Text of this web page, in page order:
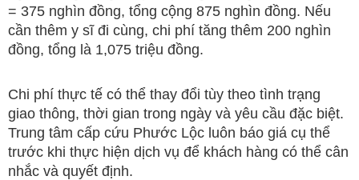
= 375 nghìn đồng, tổng cộng 875 nghìn đồng. Nếu
cần thêm y sĩ đi cùng, chi phí tăng thêm 200 nghìn
đồng, tổng là 1,075 triệu đồng.
Chi phí thực tế có thể thay đổi tùy theo tình trạng
giao thông, thời gian trong ngày và yêu cầu đặc biệt.
Trung tâm cấp cứu Phước Lộc luôn báo giá cụ thể
trước khi thực hiện dịch vụ để khách hàng có thể cân
nhắc và quyết định.